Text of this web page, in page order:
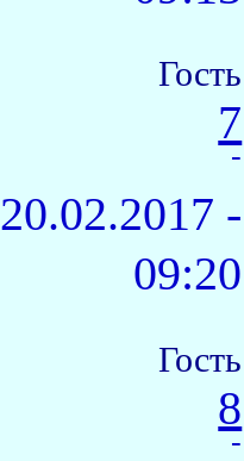
Гость
7
-
20.02.2017 -
09:20
Гость
8
-